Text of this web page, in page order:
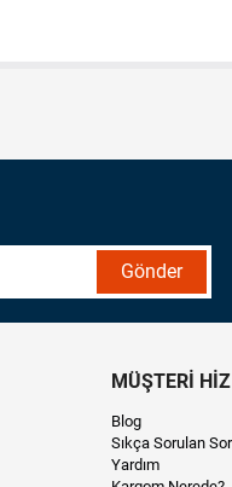
Gönder
MÜŞTERİ
Blog
Sıkça Sorulan
Yardım